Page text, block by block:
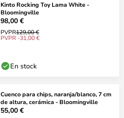
Kinto Rocking Toy Lama White -
Bloomingville
98,00 €
PVPR129,00 €
PVPR -31,00 €
En stock
Cuenco para chips, naranja/blanco, 7 cm
de altura, cerámica - Bloomingville
55,00 €